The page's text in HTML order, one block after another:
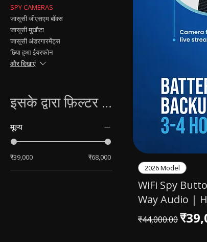
SPY CAMERAS
जासूसी जीएसएम बॉक्स
जासूसी मुखौटा
जासूसी अंडरगारमेंट्स
छिपा हुआ ईयरफोन
और दिखाएं
इसके द्वारा फ़िल्टर करें
मूल्य
₹39,000 ₹68,000
2026 Model
WiFi Spy
Way Audio |
नियमित मूल्य
₹44,000.00